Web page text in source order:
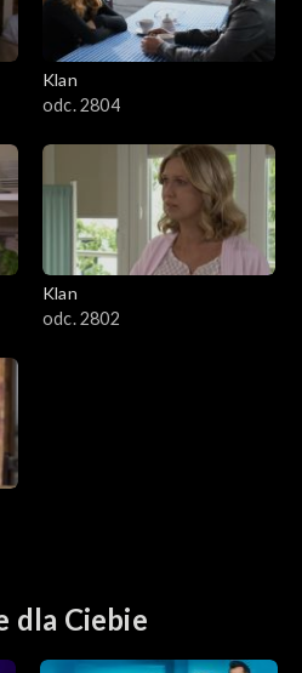
Klan
odc. 2804
Klan
odc. 2802
dla Ciebie